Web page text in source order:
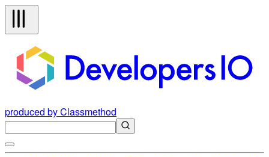
produced by Classmethod